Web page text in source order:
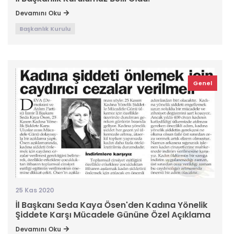
Devamını Oku
Başkanlık Kurulu
Genel
25 Kas 2020
İl Başkanı Seda Kaya Ösen'den Kadına Yönelik
Şiddete Karşı Mücadele Gününe Özel Açıklama
Devamını Oku